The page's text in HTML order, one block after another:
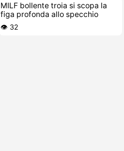
MILF bollente troia si scopa la
figa profonda allo specchio
👁️ 32